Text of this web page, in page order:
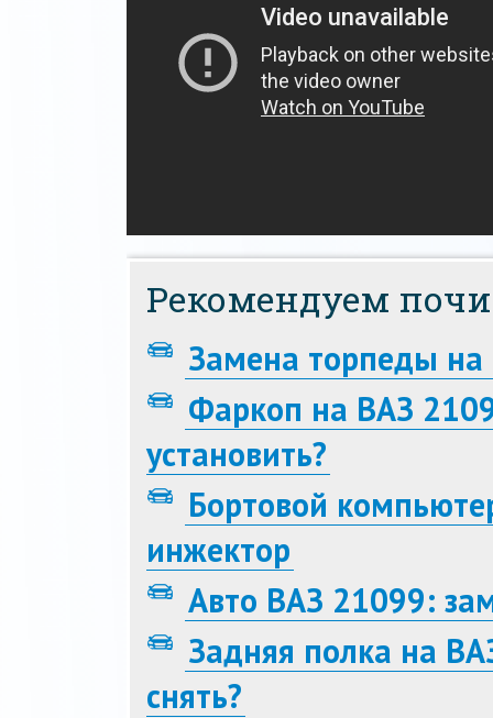
Рекомендуем
Замена торпеды
Фаркоп на ВАЗ
установить?
Бортовой
инжектор
Авто ВАЗ 21099:
Задняя полка на
снять?